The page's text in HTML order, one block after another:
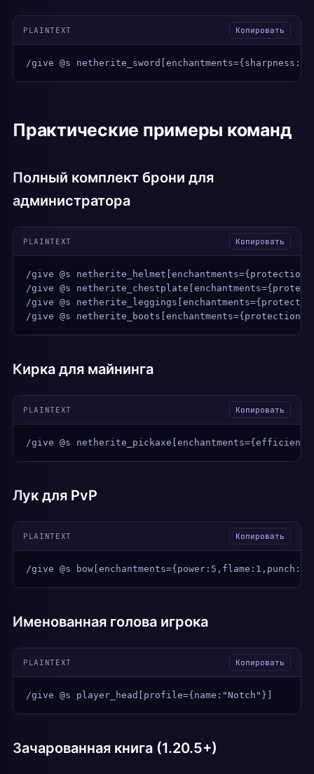
PLAINTEXT Копировать
/give @s
Практические примеры команд
Полный комплект брони для
администратора
PLAINTEXT Копировать
/give @s
/give @s
/give @s
/give @s
Кирка для майнинга
PLAINTEXT Копировать
/give @s
Лук для PvP
PLAINTEXT Копировать
/give @s
Именованная голова игрока
PLAINTEXT Копировать
/give @s player_head[profile={name:"Notch"}]
Зачарованная книга (1.20.5+)